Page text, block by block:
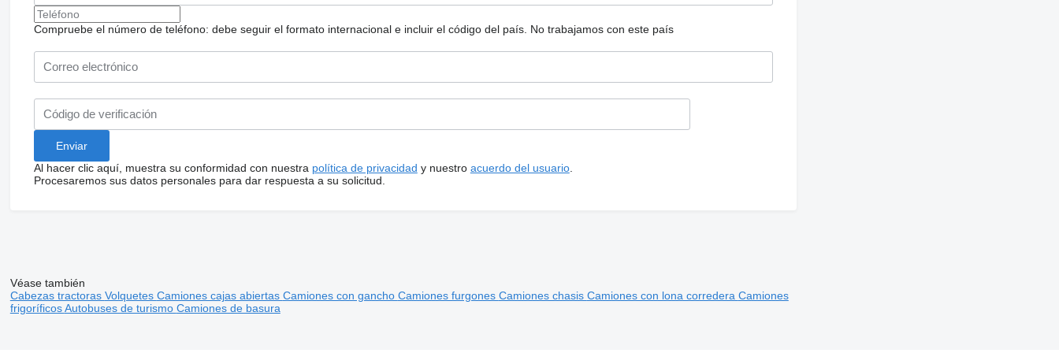
Compruebe el número de teléfono: debe seguir el formato internacional e incluir el código del país. No trabajamos con este país
Al hacer clic aquí, muestra su conformidad con nuestra política de privacidad y nuestro acuerdo del usuario.
Procesaremos sus datos personales para dar respuesta a su solicitud.
Véase también
Cabezas tractoras Volquetes Camiones cajas abiertas Camiones con gancho Camiones furgones Camiones chasis Camiones con lona corredera Camiones
frigoríficosAutobuses de turismo Camiones de basura